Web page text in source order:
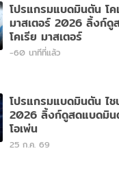
โปรแกรมแบดมินตัน โค
มาสเตอร์ 2026 ลิ้งก์
โคเรีย มาสเตอร์
-60 นาทีที่แล้ว
โปรแกรมแบดมินตัน ไช
2026 ลิ้งก์ดูสดแบดมิน
โอเพ่น
25 ก.ค. 69